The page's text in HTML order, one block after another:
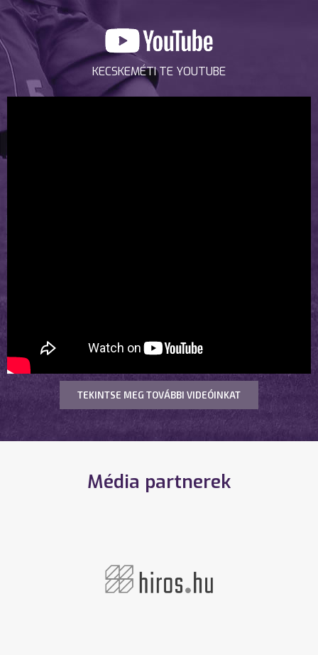
KECSKEMÉTI TE YOUTUBE
TEKINTSE MEG TOVÁBBI VIDEÓINKAT
Média partnerek